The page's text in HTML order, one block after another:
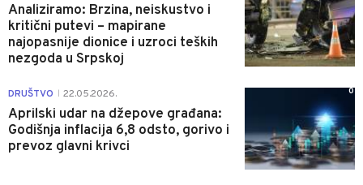
Analiziramo: Brzina, neiskustvo i
kritični putevi – mapirane
najopasnije dionice i uzroci teških
nezgoda u Srpskoj
DRUŠTVO 22.05.2026.
Aprilski udar na džepove građana:
Godišnja inflacija 6,8 odsto, gorivo i
prevoz glavni krivci
0